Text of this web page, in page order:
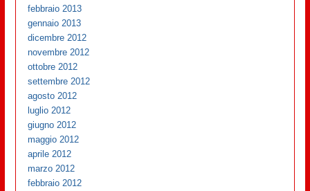
febbraio 2013
gennaio 2013
dicembre 2012
novembre 2012
ottobre 2012
settembre 2012
agosto 2012
luglio 2012
giugno 2012
maggio 2012
aprile 2012
marzo 2012
febbraio 2012